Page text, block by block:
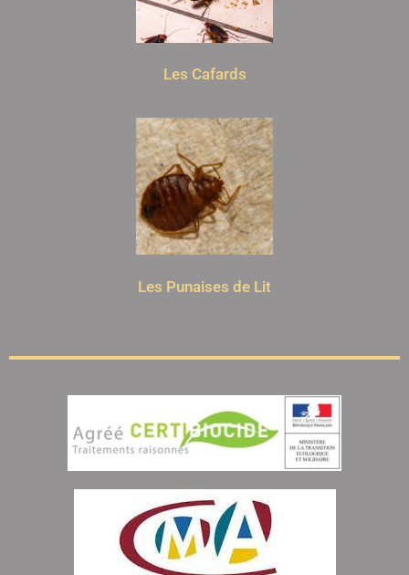
Les Cafards
Les Punaises de Lit